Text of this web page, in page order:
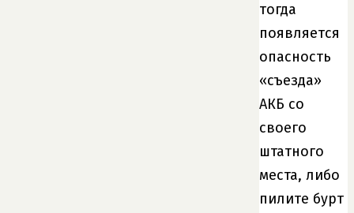
тогда
появляется
опасность
«съезда»
АКБ со
своего
штатного
места, либо
пилите бурт